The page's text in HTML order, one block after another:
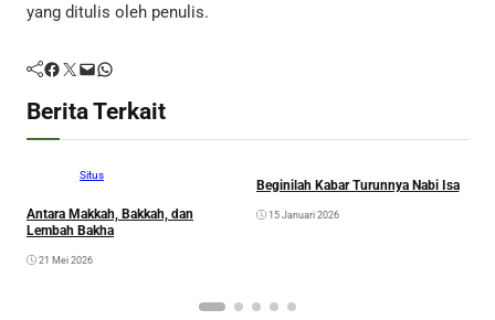
yang ditulis oleh penulis.
Facebook Twitter Mail WhatsApp
Berita Terkait
Situs
Antara Makkah, Bakkah, dan
Lembah Bakha
21 Mei 2026
Beginilah Kabar Turunnya Nabi Isa
15 Januari 2026